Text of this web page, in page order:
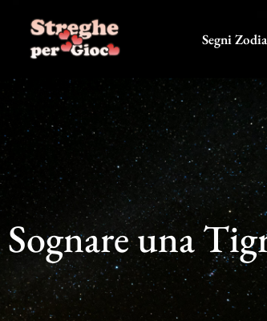
contenuto
Segni
Sognare una